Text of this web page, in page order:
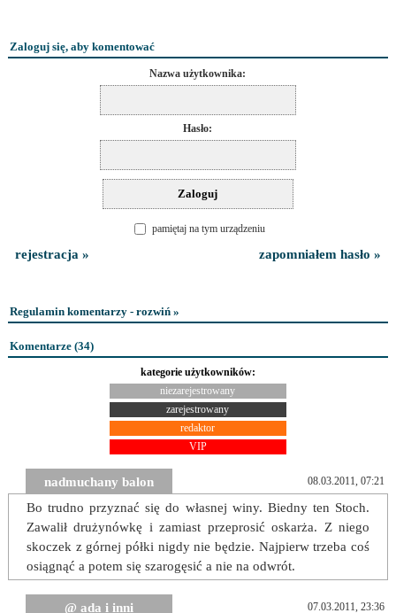
Zaloguj się, aby komentować
Nazwa użytkownika:
Hasło:
pamiętaj na tym urządzeniu
rejestracja » zapomniałem hasło »
Regulamin komentarzy - rozwiń »
Komentarze (34)
kategorie użytkowników:
niezarejestrowany
zarejestrowany
redaktor
VIP
nadmuchany balon 08.03.2011, 07:21
Bo trudno przyznać się do własnej winy. Biedny ten Stoch.
Zawalił drużynówkę i zamiast przeprosić oskarża. Z niego
skoczek z górnej półki nigdy nie będzie. Najpierw trzeba coś
osiągnąć a potem się szarogęsić a nie na odwrót.
@ ada i inni 07.03.2011, 23:36